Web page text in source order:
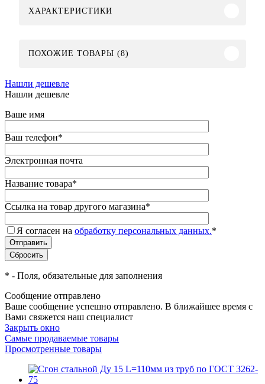
ХАРАКТЕРИСТИКИ
ПОХОЖИЕ ТОВАРЫ (8)
Нашли дешевле
Нашли дешевле
Ваше имя
Ваш телефон*
Электронная почта
Название товара*
Ссылка на товар другого магазина*
Я согласен на обработку персональных данных.*
* - Поля, обязательные для заполнения
Сообщение отправлено
Ваше сообщение успешно отправлено. В ближайшее время с
Вами свяжется наш специалист
Закрыть окно
Самые продаваемые товары
Просмотренные товары